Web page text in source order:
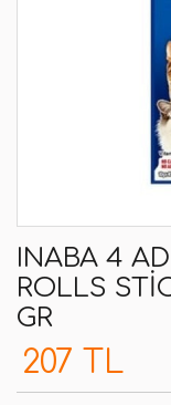
INABA 4
ROLLS
GR
207 TL